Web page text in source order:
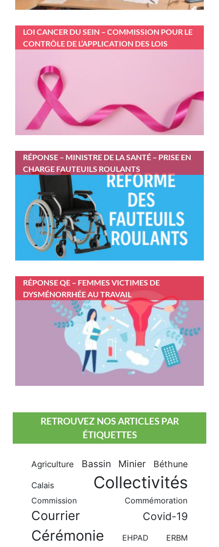
LOI CANCER DU SEIN – COMMISSION POUR LE
CONTRÔLE DE L’APPLICATION DES LOIS
RÉPONSE – MINISTRE DE LA SANTÉ – PRISE EN
CHARGE FAUTEUILS ROULANTS
RÉPONSE QE – FEMMES VICTIMES DE
DYSMÉNORRHÉE AU TRAVAIL
RETROUVEZ NOS ARTICLES PAR
ÉTIQUETTES
Agriculture Bassin Minier Béthune
Calais Collectivités
Commission Commémoration
Courrier Covid-19
Cérémonie EHPAD ERBM